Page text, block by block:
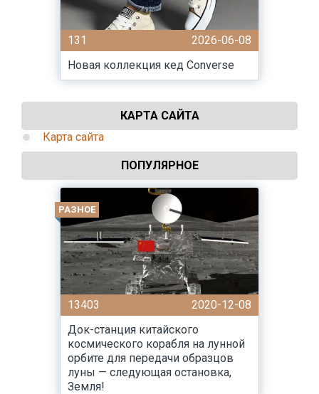
131
2026-06-08
Новая коллекция кед Converse
КАРТА САЙТА
Карта сайта
ПОПУЛЯРНОЕ
РАЗНОЕ
13403
2020-12-08
Док-станция китайского
космического корабля на лунной
орбите для передачи образцов
луны — следующая остановка,
Земля!